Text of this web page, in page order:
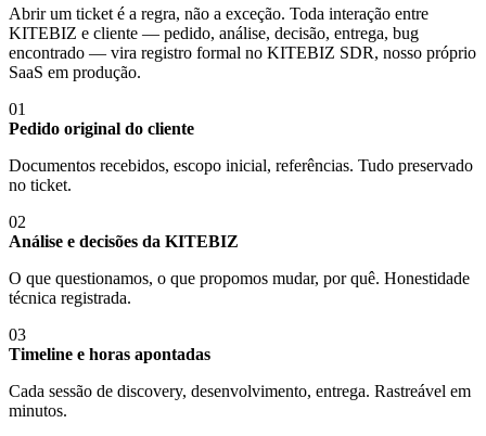
Abrir um ticket é a regra, não a exceção. Toda interação entre
KITEBIZ e cliente — pedido, análise, decisão, entrega, bug
encontrado — vira registro formal no KITEBIZ SDR, nosso próprio
SaaS em produção.
01
Pedido original do cliente
Documentos recebidos, escopo inicial, referências. Tudo preservado
no ticket.
02
Análise e decisões da KITEBIZ
O que questionamos, o que propomos mudar, por quê. Honestidade
técnica registrada.
03
Timeline e horas apontadas
Cada sessão de discovery, desenvolvimento, entrega. Rastreável em
minutos.